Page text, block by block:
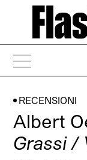
RECENSIONI
Albert
Grassi /